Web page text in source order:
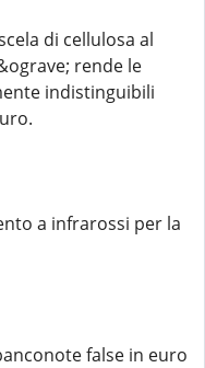
di cellulosa al
rende le
indistinguibili
a infrarossi per la
false in euro